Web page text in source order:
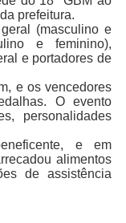
prefeitura.
(masculino e
e feminino),
e portadores de
e os vencedores
O evento
personalidades
e em
alimentos
de assistência